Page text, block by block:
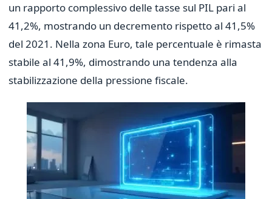
un rapporto complessivo delle tasse sul PIL pari al
41,2%, mostrando un decremento rispetto al 41,5%
del 2021. Nella zona Euro, tale percentuale è rimasta
stabile al 41,9%, dimostrando una tendenza alla
stabilizzazione della pressione fiscale.